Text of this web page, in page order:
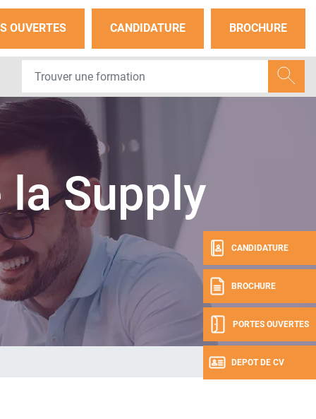
OUVERTES CANDIDATURE BROCHURE
CANDIDATURE
BROCHURE
PORTES OUVERTES
DEPOT DE CV
Supply